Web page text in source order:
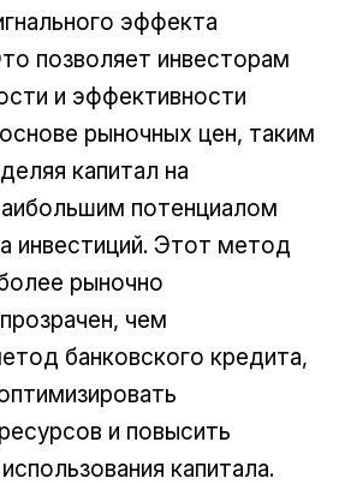
эффекта
позволяет инвесторам
и эффективности
рыночных цен, таким
капитал на
потенциалом
инвестиций. Этот метод
рыночно
чем
банковского кредита,
и повысить
капитала.